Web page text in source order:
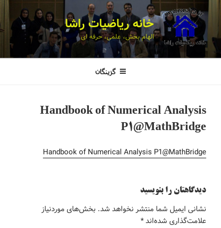
خانه ریاضیات راشا
الهام بخش، علمی، حرفه ای
گزینگان
Handbook of Numerical Analysis
P1@MathBridge
Handbook of Numerical Analysis P1@MathBridge
دیدگاهتان را بنویسید
نشانی ایمیل شما منتشر نخواهد شد. بخش‌های موردنیاز
علامت‌گذاری شده‌اند*